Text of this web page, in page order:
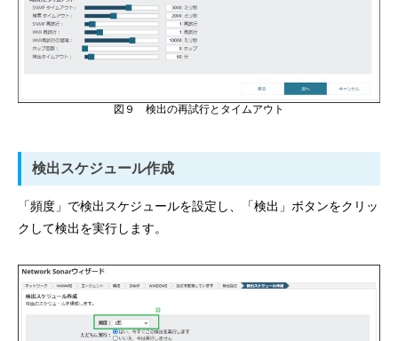
図９ 検出の再試行とタイムアウト
検出スケジュール作成
「頻度」で検出スケジュールを設定し、「検出」ボタンをクリッ
クして検出を実行します。